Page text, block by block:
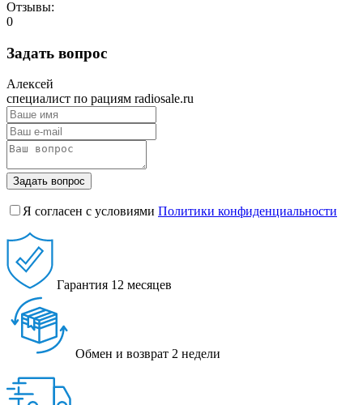
Отзывы:
0
Задать вопрос
Алексей
специалист по рациям radiosale.ru
Задать вопрос
Я согласен с условиями Политики конфиденциальности
Гарантия 12 месяцев
Обмен и возврат 2 недели